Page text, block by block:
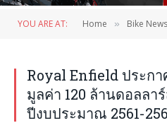
YOU ARE AT: Home » Bike News
Royal Enfield ประก
มูลค่า 120 ล้านดอลลา
ปีงบประมาณ 2561-